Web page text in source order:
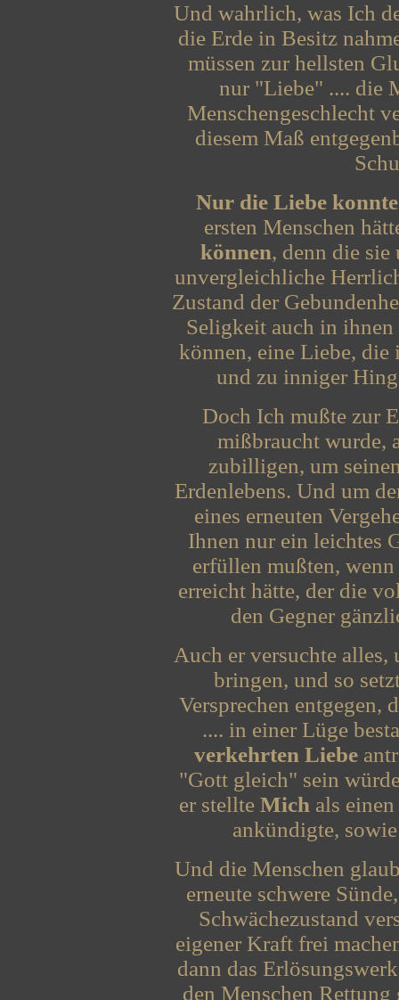
Und wahrlich, was Ich
die Erde in Besitz
müssen zur hellsten
nur "Liebe" .... die
Menschengeschlecht
diesem Maß
Nur die Liebe
ersten Menschen
können, denn die
unvergleichliche
Zustand der
Seligkeit auch in
können, eine Liebe, die
und zu inniger
Doch Ich mußte zur
mißbraucht wurde,
zubilligen, um
Erdenlebens. Und um
eines erneuten
Ihnen nur ein leichtes
erfüllen mußten,
erreicht hätte, der die
den Gegner
Auch er versuchte alles,
bringen, und so
Versprechen entgegen,
.... in einer Lüge
verkehrten Liebe
"Gott gleich" sein
er stellte Mich als
ankündigte,
Und die Menschen
erneute schwere
Schwächezustand
eigener Kraft frei
dann das
den Menschen